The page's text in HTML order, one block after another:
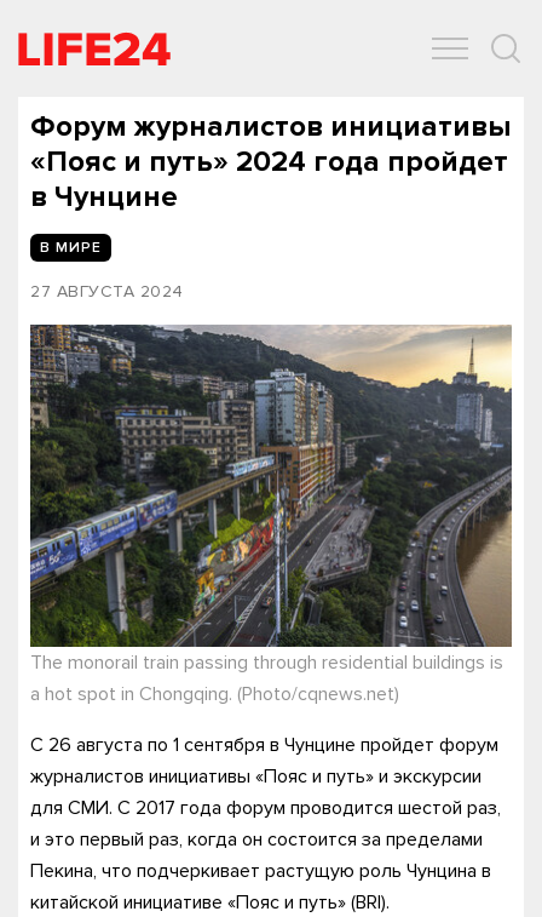
Форум журналистов инициативы
«Пояс и путь» 2024 года пройдет
в Чунцине
В МИРЕ
27 АВГУСТА 2024
The monorail train passing through residential buildings is
a hot spot in Chongqing. (Photo/cqnews.net)
С 26 августа по 1 сентября в Чунцине пройдет форум
журналистов инициативы «Пояс и путь» и экскурсии
для СМИ. С 2017 года форум проводится шестой раз,
и это первый раз, когда он состоится за пределами
Пекина, что подчеркивает растущую роль Чунцина в
китайской инициативе «Пояс и путь» (BRI).